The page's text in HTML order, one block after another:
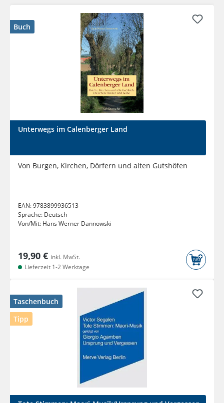
Buch
Unterwegs im Calenberger Land
Von Burgen, Kirchen, Dörfern und alten Gutshöfen
EAN:9783899936513
Sprache: Deutsch
Von/Mit: Hans Werner Dannowski
19,90 € inkl. MwSt.
Lieferzeit 1-2 Werktage
Taschenbuch
Tipp